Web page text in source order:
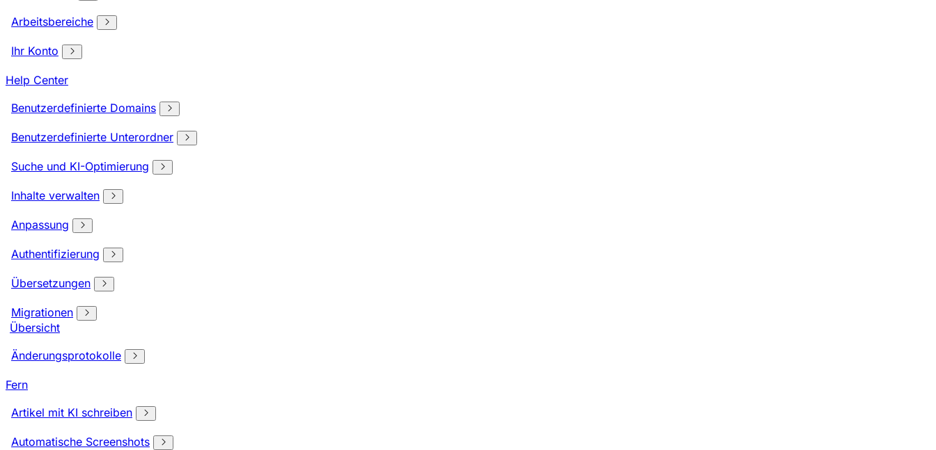
Arbeitsbereiche
Ihr Konto
Help Center
Benutzerdefinierte Domains
Benutzerdefinierte Unterordner
Suche und KI-Optimierung
Inhalte verwalten
Anpassung
Authentifizierung
Übersetzungen
Migrationen
Übersicht
Änderungsprotokolle
Fern
Artikel mit KI schreiben
Automatische Screenshots